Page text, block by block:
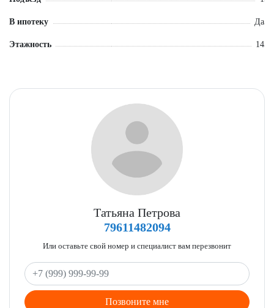
В ипотеку Да
Этажность 14
Татьяна Петрова
79611482094
Или оставьте свой номер и специалист вам перезвонит
Позвоните мне